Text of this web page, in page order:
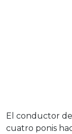
El conductor
cuatro ponis